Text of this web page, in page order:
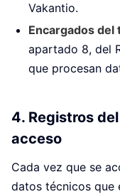
Vakantio.
Encargados
apartado 8, del
que procesan
4. Registros
acceso
Cada vez que se
datos técnicos que